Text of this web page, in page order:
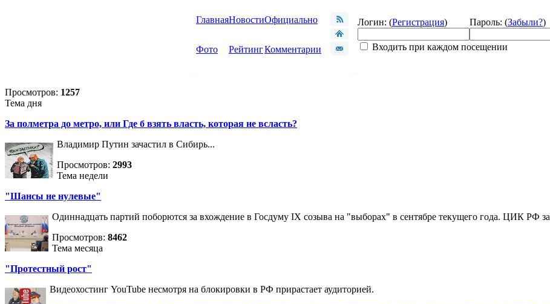
ГлавнаяНовостиОфициально
Фото РейтингКомментарии
Логин: (Регистрация) Пароль: (Забыли?)
Входить при каждом посещении
Просмотров: 1257
Тема дня
За полметра до метро, или Где б взять власть, которая не всласть?
Владимир Путин зачастил в Сибирь...
Просмотров: 2993
Тема недели
"Шансы не нулевые"
Одиннадцать партий поборются за вхождение в Госдуму IX созыва на "выборах" в сентябре текущего года. ЦИК РФ
Просмотров: 8462
Тема месяца
"Протестный рост"
Видеохостинг YouTube несмотря на блокировки в РФ прирастает аудиторией.